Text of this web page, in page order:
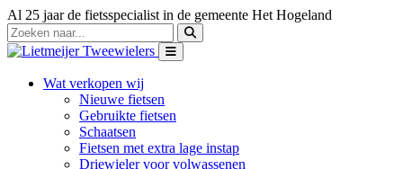
Al 25 jaar de fietsspecialist in de gemeente Het Hogeland
Wat verkopen wij
Nieuwe fietsen
Gebruikte fietsen
Schaatsen
Fietsen met extra lage instap
Driewieler voor volwassenen